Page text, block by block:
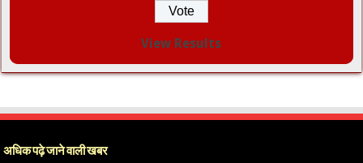
View Results
अधिक पढ़े जाने वाली खबर